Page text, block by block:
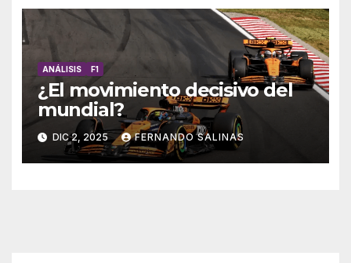
ANÁLISIS F1
¿El movimiento decisivo del
mundial?
DIC 2, 2025 FERNANDO SALINAS